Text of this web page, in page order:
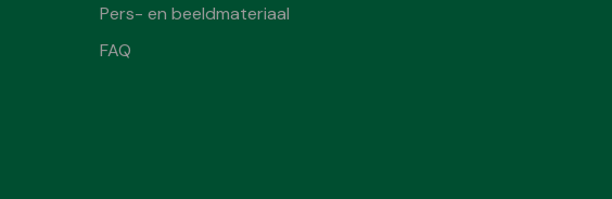
Pers- en beeldmateriaal
FAQ